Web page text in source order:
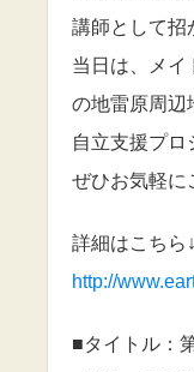
講師として招
当日は、メイ
の地雷原周辺
自立支援プロ
ぜひお気軽に
詳細はこちら↓
http://
■タイトル：